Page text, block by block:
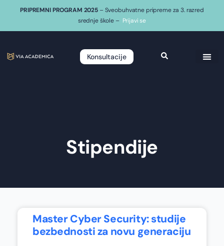
PRIPREMNI PROGRAM 2025 – Sveobuhvatne pripreme za 3. razred
srednje škole – Prijavi se
Konsultacije
Stipendije
Master Cyber Security: studije
bezbednosti za novu generaciju